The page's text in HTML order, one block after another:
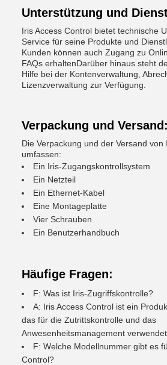
Unterstützung und
Iris Access Control bietet technische
Service für seine Produkte und
Kunden können auch Zugang zu
FAQs erhaltenDarüber hinaus steht
Hilfe bei der Kontenverwaltung,
Lizenzverwaltung zur Verfügung.
Verpackung und Versand:
Die Verpackung und der Versand von
umfassen:
Ein Iris-Zugangskontrollsystem
Ein Netzteil
Ein Ethernet-Kabel
Eine Montageplatte
Vier Schrauben
Ein Benutzerhandbuch
Häufige Fragen:
F: Was ist Iris-Zugriffskontrolle?
A: Iris Access Control ist ein
das für die Zutrittskontrolle und das
Anwesenheitsmanagement verwendet
F: Welche Modellnummer gibt es
Control?